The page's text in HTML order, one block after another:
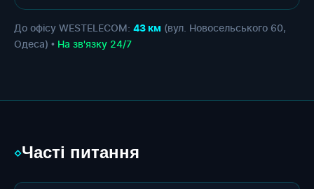
До офісу WESTELECOM: 43 км (вул. Новосельського 60,
Одеса) • На зв'язку 24/7
◇Часті питання